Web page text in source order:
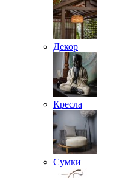
Декор
Кресла
Сумки